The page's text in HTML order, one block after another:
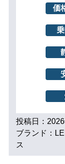
価
投稿日：
ブランド：
ス